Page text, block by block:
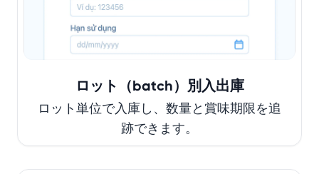
ロット（batch）別入出庫
ロット単位で入庫し、数量と賞味期限を追
跡できます。